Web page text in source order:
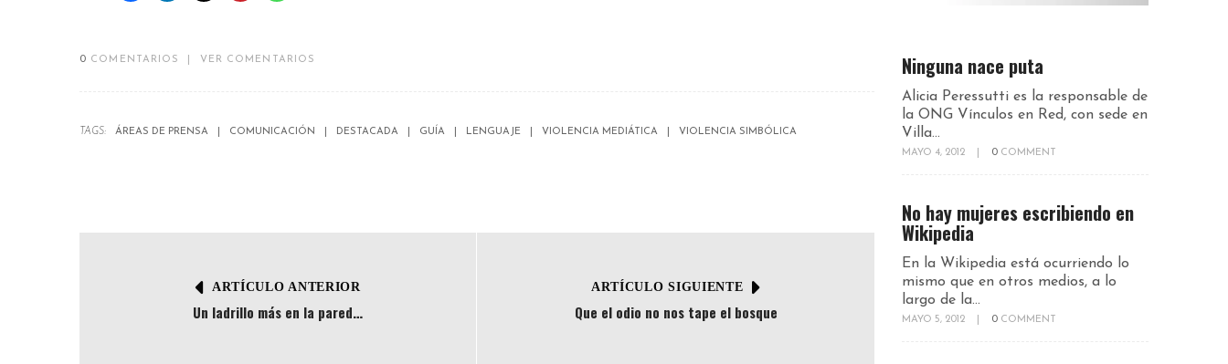
0 COMENTARIOS VER COMENTARIOS
TAGS: ÁREAS DE PRENSA COMUNICACIÓN DESTACADA GUÍA LENGUAJE VIOLENCIA MEDIÁTICA VIOLENCIA SIMBÓLICA
ARTÍCULO ANTERIOR
Un ladrillo más en la pared…
ARTÍCULO SIGUIENTE
Que el odio no nos tape el bosque
Ninguna nace puta
Alicia Peressutti es la responsable de
la ONG Vínculos en Red, con sede en
Villa...
MAYO 4, 2012 0 COMMENT
No hay mujeres escribiendo en
Wikipedia
En la Wikipedia está ocurriendo lo
mismo que en otros medios, a lo
largo de la...
MAYO 5, 2012 0 COMMENT